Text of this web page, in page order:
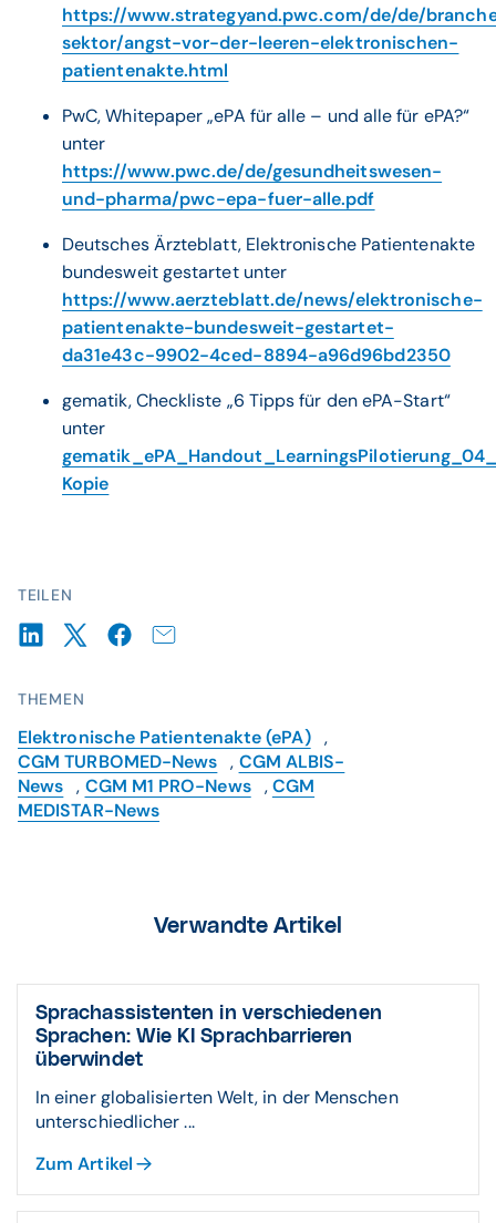
TEILEN
THEMEN
Elektronische Patientenakte (ePA) ,
CGM TURBOMED-News , CGM ALBIS-
News , CGM M1 PRO-News ,CGM
MEDISTAR-News
https://www.strategyand.pwc.com/de/de/
sektor/angst-vor-der-leeren-elektronischen-
patientenakte.html
PwC, Whitepaper „ePA für alle – und alle für ePA?“
unter
https://www.pwc.de/de/gesundheitswesen-
und-pharma/pwc-epa-fuer-alle.pdf
Deutsches Ärzteblatt, Elektronische Patientenakte
bundesweit gestartet unter
https://www.aerzteblatt.de/news/elektronische-
patientenakte-bundesweit-gestartet-
da31e43c-9902-4ced-8894-a96d96bd2350
gematik, Checkliste „6 Tipps für den ePA-Start“
unter
Kopie
Verwandte Artikel
Sprachassistenten in verschiedenen
Sprachen: Wie KI Sprachbarrieren
überwindet
In einer globalisierten Welt, in der Menschen
unterschiedlicher ...
Zum Artikel